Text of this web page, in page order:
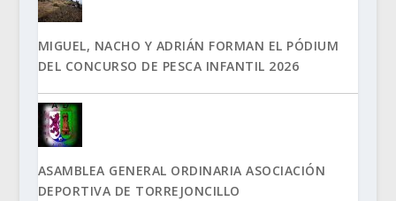
MIGUEL, NACHO Y ADRIÁN FORMAN EL PÓDIUM
DEL CONCURSO DE PESCA INFANTIL 2026
ASAMBLEA GENERAL ORDINARIA ASOCIACIÓN
DEPORTIVA DE TORREJONCILLO